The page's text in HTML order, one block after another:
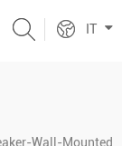
IT
Wall-Mounted